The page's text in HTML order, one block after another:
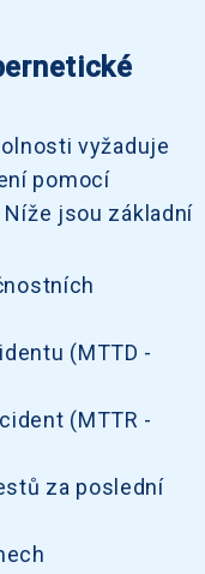
vyžaduje
pomocí
jsou základní
(MTTD -
(MTTR -
za poslední